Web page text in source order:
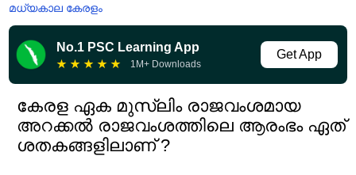
മധ്യകാല കേരളം
No.1 PSC Learning App
★ ★ ★ ★ ★ 1M+ Downloads
Get App
കേരള ഏക മുസ്ലിം രാജവംശമായ
അറക്കൽ രാജവംശത്തിലെ ആരംഭം ഏത്
ശതകങ്ങളിലാണ് ?